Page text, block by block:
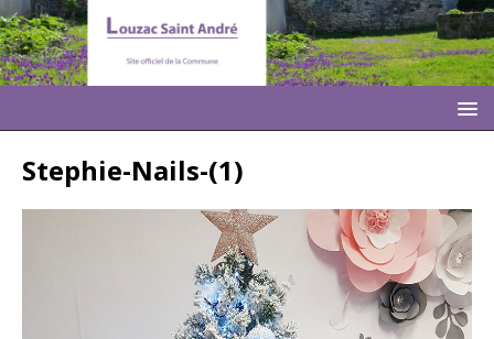
Stephie-Nails-(1)